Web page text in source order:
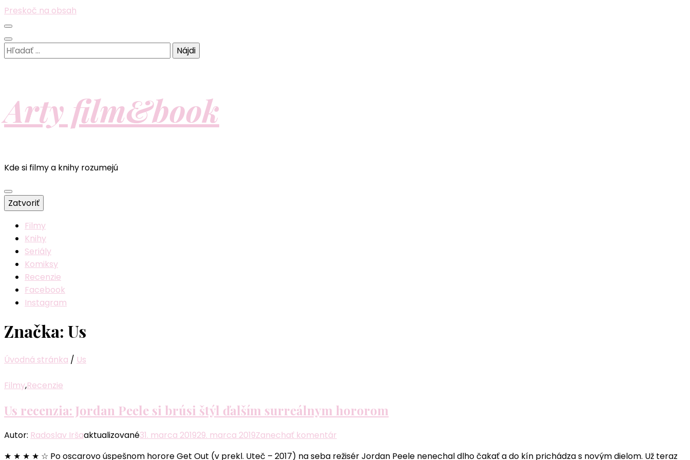
Preskoč na obsah
Hľadať:
Arty film&book
Kde si filmy a knihy rozumejú
Zatvoriť
Filmy
Knihy
Seriály
Komiksy
Recenzie
Facebook
Instagram
Značka: Us
Úvodná stránka / Us
Filmy,Recenzie
Us recenzia: Jordan Peele si brúsi štýl ďalším surreálnym hororom
Autor: Radoslav Iršaaktualizované31. marca 201929. marca 2019Zanechať komentár
★ ★ ★ ★ ☆ Po oscarovo úspešnom horore Get Out (v prekl. Uteč – 2017) na seba režisér Jordan Peele nenechal dlho čakať a do kín prichádza s novým dielom. Už teraz